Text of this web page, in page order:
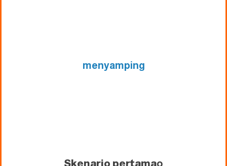
menyamping
Skenario pertamao